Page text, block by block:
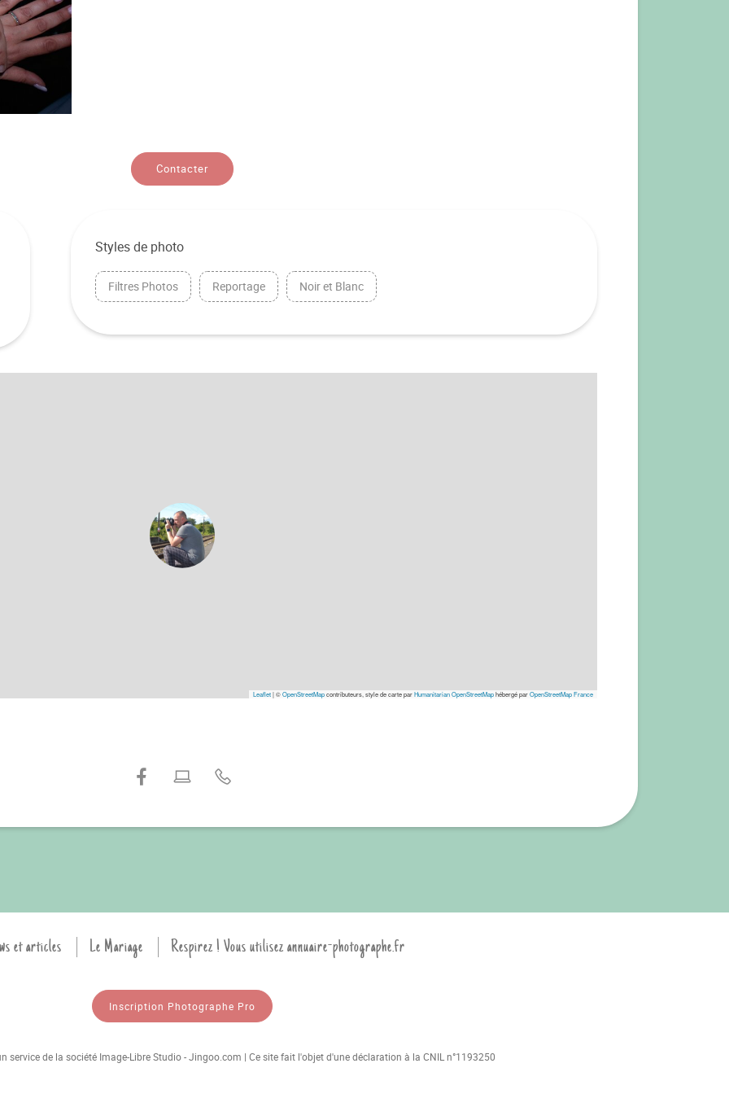
Contacter
Styles de photo
Filtres Photos Reportage Noir et Blanc
Leaflet|©OpenStreetMapcontributeurs, style de carte parHumanitarian OpenStreetMaphébergé parOpenStreetMap France
et articles Le Mariage Respirez ! Vous utilisez annuaire-photographe.fr
Inscription Photographe Pro
service de la société Image-Libre Studio - Jingoo.com | Ce site fait l'objet d'une déclaration à la CNIL n°1193250